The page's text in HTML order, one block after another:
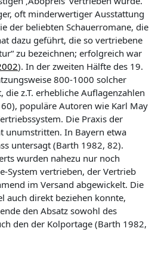
oft minderwertiger Ausstattung
der beliebten Schauerromane, die
dazu geführt, die so vertriebene
zu bezeichnen; erfolgreich war
). In der zweiten Hälfte des 19.
800-1000 solcher
die z.T. erhebliche Auflagenzahlen
populäre Autoren wie Karl May
Die Praxis der
unumstritten. In Bayern etwa
untersagt (Barth 1982, 82).
wurden nahezu nur noch
System vertrieben, der Vertrieb
im Versand abgewickelt. Die
auch direkt beziehen konnte,
den Absatz sowohl des
den der Kolportage (Barth 1982,